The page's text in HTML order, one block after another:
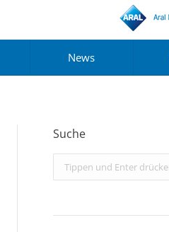
News
Suche
Search: